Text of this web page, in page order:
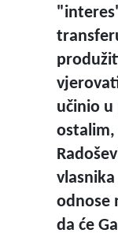
učinio u
ostalim,
odnose
da će